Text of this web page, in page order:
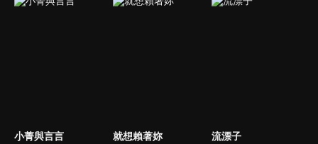
小菁與言言 就想賴著妳 流漂子